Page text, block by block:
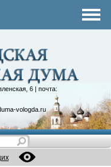
6 | почта:
vologda.ru